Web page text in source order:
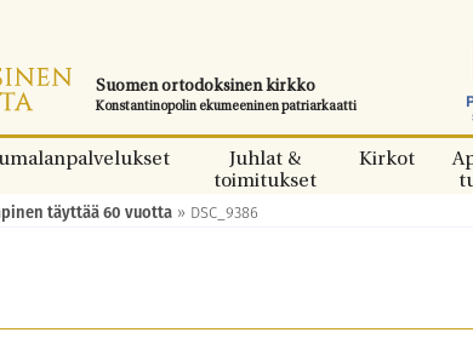
Suomen ortodoksinen kirkko
Konstantinopolin ekumeeninen patriarkaatti
Juhlat &
toimitukset
Kirkot
täyttää 60 vuotta » DSC_9386